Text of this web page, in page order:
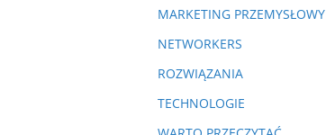
MARKETING PRZEMYSŁOWY
NETWORKERS
ROZWIĄZANIA
TECHNOLOGIE